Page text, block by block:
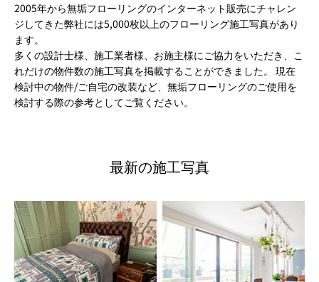
2005年から無垢フローリングのインターネット販売にチャレン
ジしてきた弊社には5,000枚以上のフローリング施工写真があり
ます。
多くの設計士様、施工業者様、お施主様にご協力をいただき、こ
れだけの物件数の施工写真を掲載することができました。 現在
検討中の物件/ご自宅の改装など、無垢フローリングのご使用を
検討する際の参考としてご覧ください。
最新の施工写真